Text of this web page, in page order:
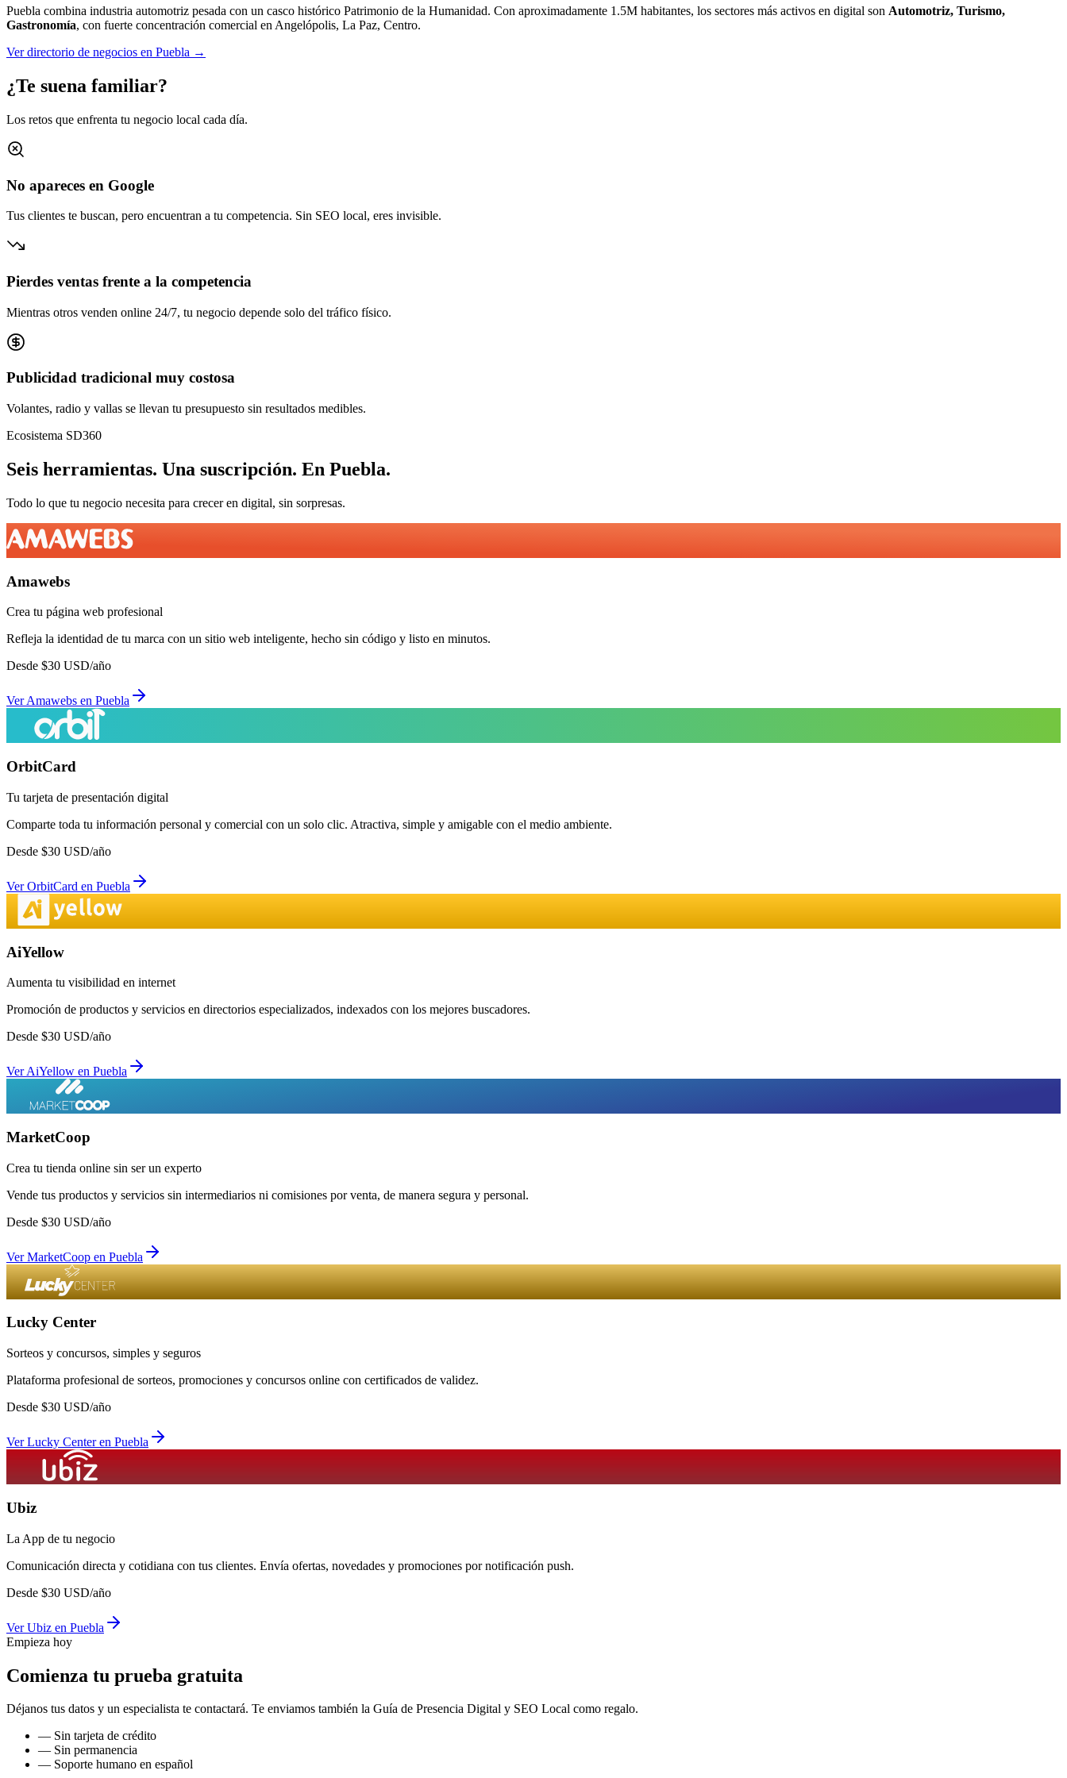
Puebla combina industria automotriz pesada con un casco histórico Patrimonio de la Humanidad. Con aproximadamente 1.5M habitantes, los sectores más activos en digital son Automotriz, Turismo,
Gastronomía, con fuerte concentración comercial en Angelópolis, La Paz, Centro.
Ver directorio de negocios en Puebla →
¿Te suena familiar?
Los retos que enfrenta tu negocio local cada día.
No apareces en Google
Tus clientes te buscan, pero encuentran a tu competencia. Sin SEO local, eres invisible.
Pierdes ventas frente a la competencia
Mientras otros venden online 24/7, tu negocio depende solo del tráfico físico.
Publicidad tradicional muy costosa
Volantes, radio y vallas se llevan tu presupuesto sin resultados medibles.
Ecosistema SD360
Seis herramientas. Una suscripción. En Puebla.
Todo lo que tu negocio necesita para crecer en digital, sin sorpresas.
Amawebs
Crea tu página web profesional
Refleja la identidad de tu marca con un sitio web inteligente, hecho sin código y listo en minutos.
Desde $30 USD/año
VerAmawebs en Puebla
OrbitCard
Tu tarjeta de presentación digital
Comparte toda tu información personal y comercial con un solo clic. Atractiva, simple y amigable con el medio ambiente.
Desde $30 USD/año
VerOrbitCard en Puebla
AiYellow
Aumenta tu visibilidad en internet
Promoción de productos y servicios en directorios especializados, indexados con los mejores buscadores.
Desde $30 USD/año
VerAiYellow en Puebla
MarketCoop
Crea tu tienda online sin ser un experto
Vende tus productos y servicios sin intermediarios ni comisiones por venta, de manera segura y personal.
Desde $30 USD/año
VerMarketCoop en Puebla
Lucky Center
Sorteos y concursos, simples y seguros
Plataforma profesional de sorteos, promociones y concursos online con certificados de validez.
Desde $30 USD/año
VerLucky Centeren Puebla
Ubiz
La App de tu negocio
Comunicación directa y cotidiana con tus clientes. Envía ofertas, novedades y promociones por notificación push.
Desde $30 USD/año
VerUbiz en Puebla
Empieza hoy
Comienza tu prueba gratuita
Déjanos tus datos y un especialista te contactará. Te enviamos también la Guía de Presencia Digital y SEO Local como regalo.
— Sin tarjeta de crédito
— Sin permanencia
— Soporte humano en español